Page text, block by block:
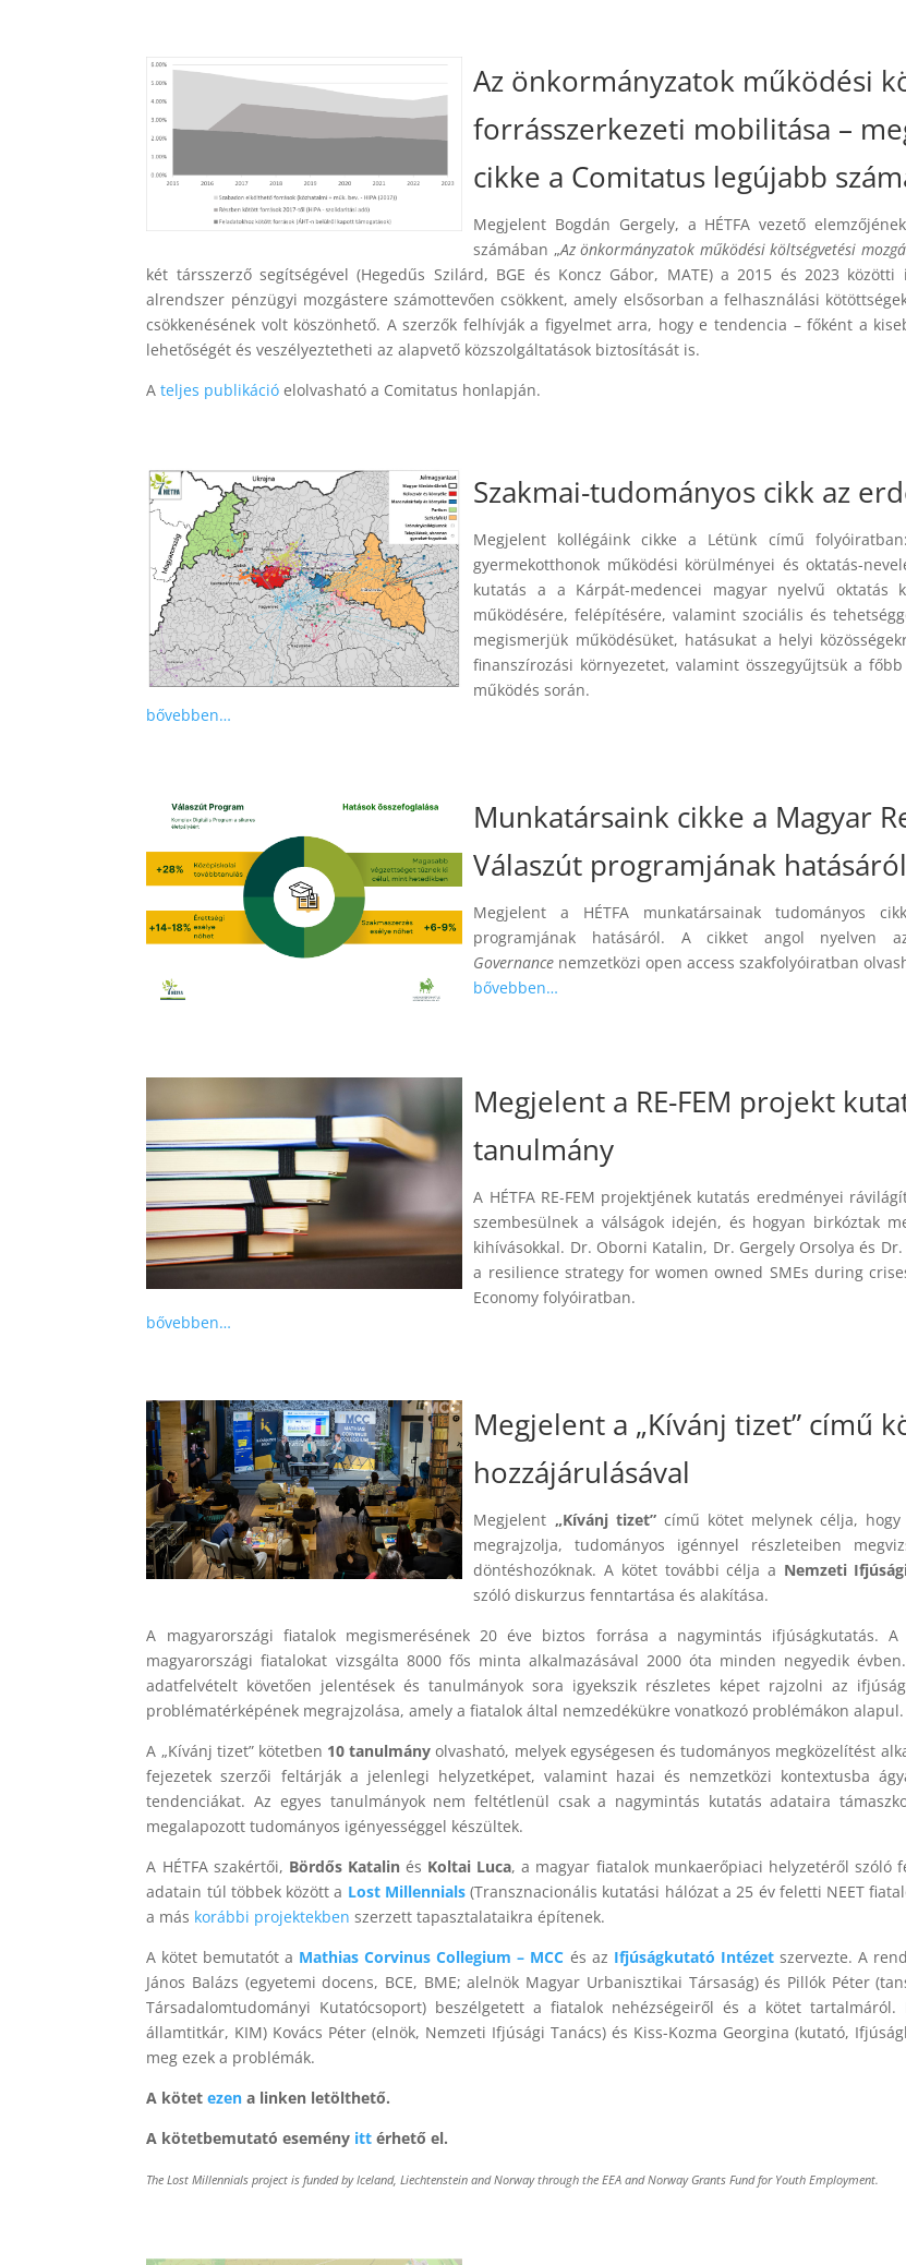
Az önkormányzatok működési
forrásszerkezeti mobilitása –
cikke a Comitatus legújabb
Megjelent Bogdán Gergely, a HÉTFA vezető
számában „Az önkormányzatok működési költségvetési
két társszerző segítségével (Hegedűs Szilárd, BGE és Koncz Gábor, MATE) a 2015 és 2023
alrendszer pénzügyi mozgástere számottevően csökkent, amely elsősorban a felhasználási
csökkenésének volt köszönhető. A szerzők felhívják a figyelmet arra, hogy e tendencia – főként a
lehetőségét és veszélyeztetheti az alapvető közszolgáltatások biztosítását is.
Ateljes publikáció elolvasható a Comitatus honlapján.
Szakmai-tudományos cikk az
Megjelent kollégáink cikke a Létünk című
gyermekotthonok működési körülményei és oktatás-
kutatás a a Kárpát-medencei magyar nyelvű oktatás
működésére, felépítésére, valamint szociális és
megismerjük működésüket, hatásukat a helyi
finanszírozási környezetet, valamint összegyűjtsük a
működés során.
bővebben…
Munkatársaink cikke a Magyar
Válaszút programjának hatásáról
Megjelent a HÉTFA munkatársainak tudományos
programjának hatásáról. A cikket angol nyelven
Governance nemzetközi open access szakfolyóiratban
bővebben…
Megjelent a RE-FEM projekt
tanulmány
A HÉTFA RE-FEM projektjének kutatás eredményei
szembesülnek a válságok idején, és hogyan birkóztak
kihívásokkal. Dr. Oborni Katalin, Dr. Gergely Orsolya és
a resilience strategy for women owned SMEs during
Economy folyóiratban.
bővebben…
Megjelent a „Kívánj tizet” című
hozzájárulásával
Megjelent „Kívánj tizet”című kötet melynek célja,
megrajzolja, tudományos igénnyel részleteiben
döntéshozóknak. A kötet további célja a Nemzeti
szóló diskurzus fenntartása és alakítása.
A magyarországi fiatalok megismerésének 20 éve biztos forrása a nagymintás ifjúságkutatás.
magyarországi fiatalokat vizsgálta 8000 fős minta alkalmazásával 2000 óta minden negyedik
adatfelvételt követően jelentések és tanulmányok sora igyekszik részletes képet rajzolni az
problématérképének megrajzolása, amely a fiatalok által nemzedékükre vonatkozó problémákon alapul.
A „Kívánj tizet” kötetben 10 tanulmány olvasható, melyek egységesen és tudományos megközelítést
fejezetek szerzői feltárják a jelenlegi helyzetképet, valamint hazai és nemzetközi kontextusba
tendenciákat. Az egyes tanulmányok nem feltétlenül csak a nagymintás kutatás adataira
megalapozott tudományos igényességgel készültek.
A HÉTFA szakértői, Bördős Katalinés Koltai Luca, a magyar fiatalok munkaerőpiaci helyzetéről szóló
adatain túl többek között a Lost Millennials (Transznacionális kutatási hálózat a 25 év feletti NEET
a más korábbi projektekben szerzett tapasztalataikra építenek.
A kötet bemutatót a Mathias Corvinus Collegium – MCC és az Ifjúságkutató Intézetszervezte. A
János Balázs (egyetemi docens, BCE, BME; alelnök Magyar Urbanisztikai Társaság) és Pillók Péter
Társadalomtudományi Kutatócsoport) beszélgetett a fiatalok nehézségeiről és a kötet
államtitkár, KIM) Kovács Péter (elnök, Nemzeti Ifjúsági Tanács) és Kiss-Kozma Georgina (kutató,
meg ezek a problémák.
A kötetezen a linken letölthető.
A kötetbemutató esemény itt érhető el.
The Lost Millennials project is funded by Iceland, Liechtenstein and Norway through the EEA and Norway Grants Fund for Youth Employment.